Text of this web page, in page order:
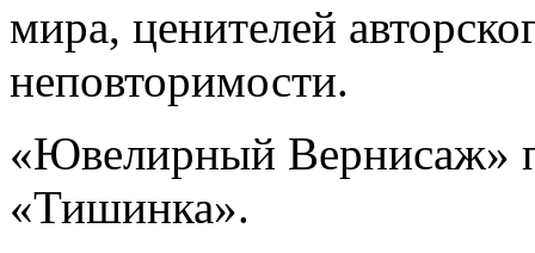
мира, ценителей
неповторимости.
«Ювелирный Вернисаж»
«Тишинка».